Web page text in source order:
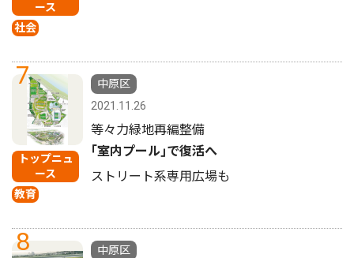
ース
社会
7
トップニュ
ース
教育
中原区
2021.11.26
等々力緑地再編整備
｢室内プール｣で復活へ
ストリート系専用広場も
8
中原区